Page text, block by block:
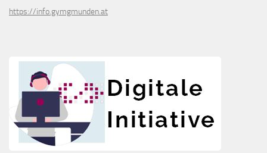
https://info.gymgmunden.at